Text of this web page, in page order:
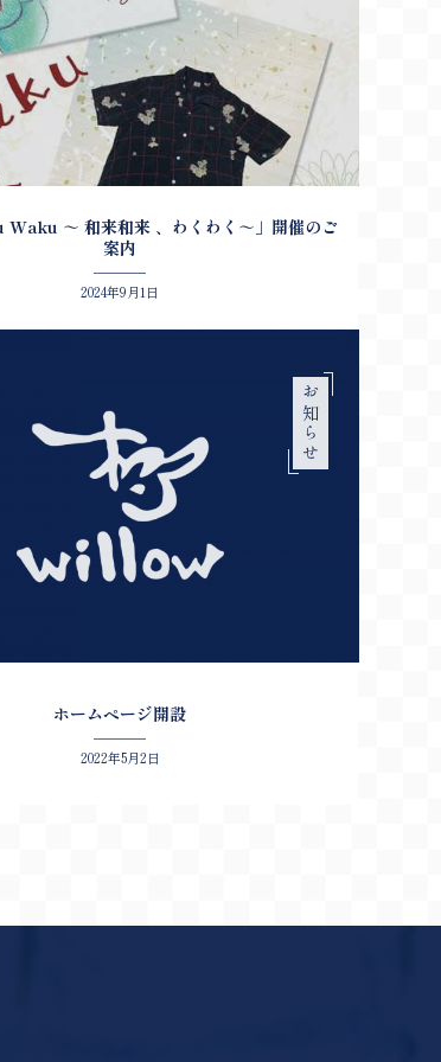
Waku ～ 和来和来 、わくわく～」開催のご
案内
2024年9月1日
お知らせ
ホームページ開設
2022年5月2日